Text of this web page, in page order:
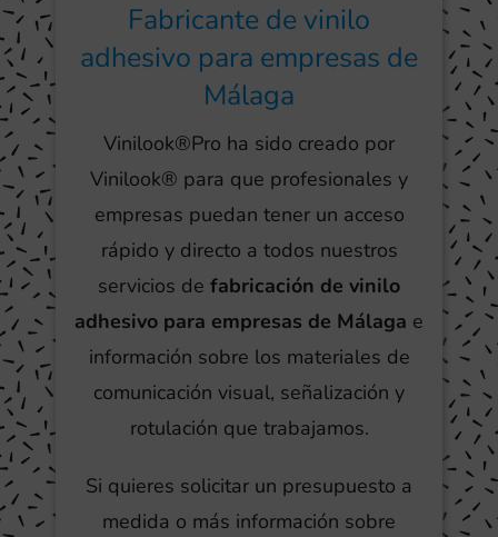
Fabricante de vinilo
adhesivo para empresas de
Málaga
Vinilook®Pro ha sido creado por
Vinilook® para que profesionales y
empresas puedan tener un acceso
rápido y directo a todos nuestros
servicios de fabricación de vinilo
adhesivo para empresas de Málaga e
información sobre los materiales de
comunicación visual, señalización y
rotulación que trabajamos.
Si quieres solicitar un presupuesto a
medida o más información sobre